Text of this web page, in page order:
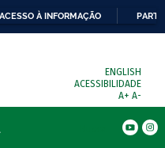
ACESSO À INFORMAÇÃO
ENGLISH
ACESSIBILIDADE
A+ A-